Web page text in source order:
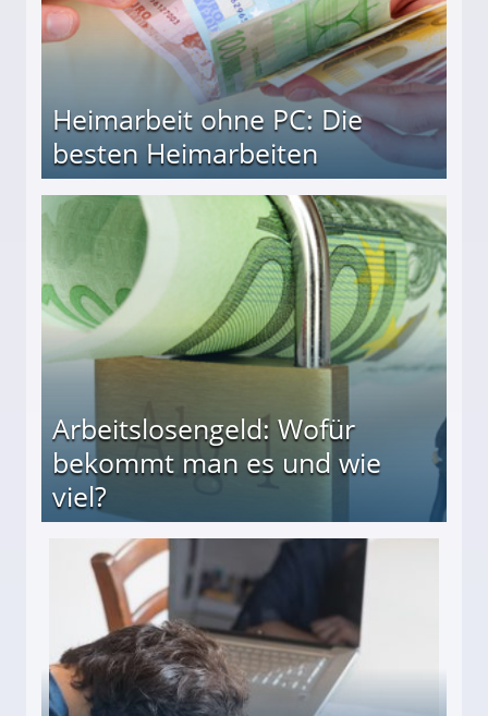
Heimarbeit ohne PC: Die
besten Heimarbeiten
Arbeitslosengeld: Wofür
bekommt man es und wie
viel?
und wie viel?